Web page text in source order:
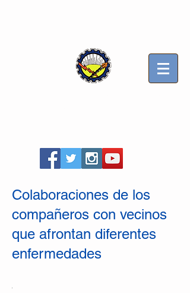
Colaboraciones de los
compañeros con vecinos
que afrontan diferentes
enfermedades